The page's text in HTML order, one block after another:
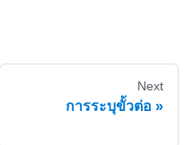
Next
การระบุขั้วต่อ